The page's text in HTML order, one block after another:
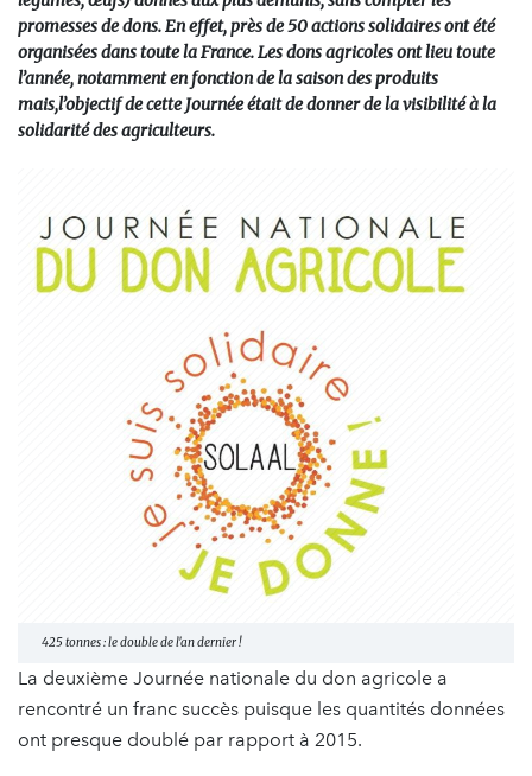
promesses de dons. En effet, près de 50 actions solidaires ont été
organisées dans toute la France. Les dons agricoles ont lieu toute
l’année, notamment en fonction de la saison des produits
mais,l’objectif de cette Journée était de donner de la visibilité à la
solidarité des agriculteurs.
425 tonnes : le double de l'an dernier !
La deuxième Journée nationale du don agricole a
rencontré un franc succès puisque les quantités données
ont presque doublé par rapport à 2015.